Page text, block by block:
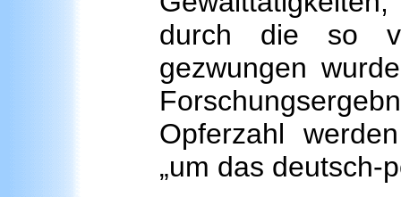
durch die so
gezwungen
Opferzahl
„um das deutsch-